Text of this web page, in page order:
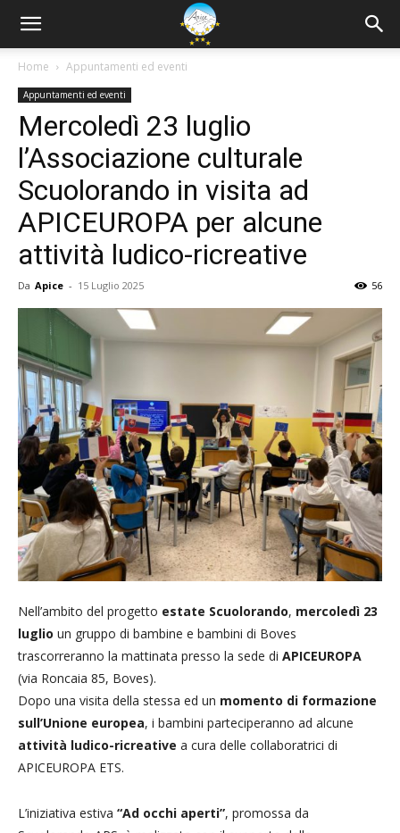
Home Appuntamenti ed eventi
Appuntamenti ed eventi
Mercoledì 23 luglio
l’Associazione culturale
Scuolorando in visita ad
APICEUROPA per alcune
attività ludico-ricreative
Da Apice - 15 Luglio 2025 56
Nell’ambito del progetto estate Scuolorando, mercoledì 23
luglio un gruppo di bambine e bambini di Boves
trascorreranno la mattinata presso la sede di APICEUROPA
(via Roncaia 85, Boves).
Dopo una visita della stessa ed un momento di formazione
sull’Unione europea, i bambini parteciperanno ad alcune
attività ludico-ricreative a cura delle collaboratrici di
APICEUROPA ETS.
L’iniziativa estiva “Ad occhi aperti”, promossa da